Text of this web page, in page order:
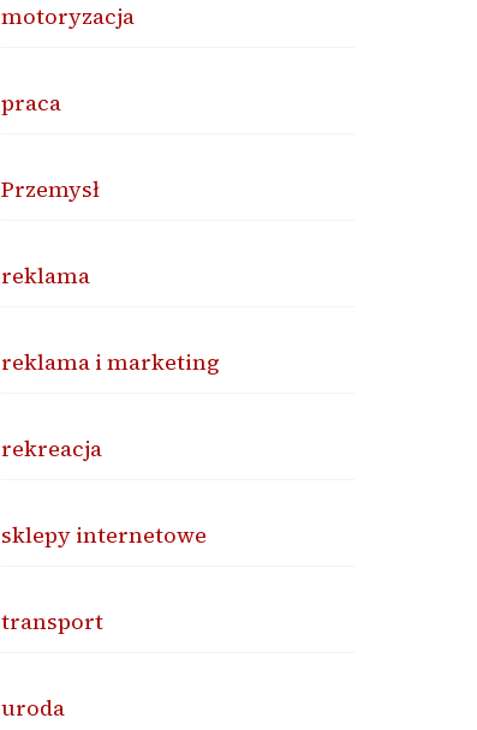
motoryzacja
praca
Przemysł
reklama
reklama i marketing
rekreacja
sklepy internetowe
transport
uroda